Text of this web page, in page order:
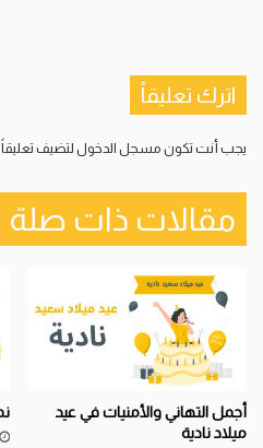
اترك تعليقاً
يجب أنت تكون مسجل الدخول لتضيف تعليقاً.
مقالات ذات صلة
أجمل التهاني والأمنيات في عيد
ميلاد نادية